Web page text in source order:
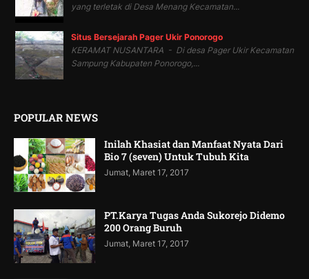
yang terletak di Desa Menang Kecamatan...
Situs Bersejarah Pager Ukir Ponorogo
KERAMAT NUSANTARA - Di desa Pager Ukir Kecamatan
Sampung Kabupaten Ponorogo,...
POPULAR NEWS
Inilah Khasiat dan Manfaat Nyata Dari
Bio 7 (seven) Untuk Tubuh Kita
Jumat, Maret 17, 2017
PT.Karya Tugas Anda Sukorejo Didemo
200 Orang Buruh
Jumat, Maret 17, 2017